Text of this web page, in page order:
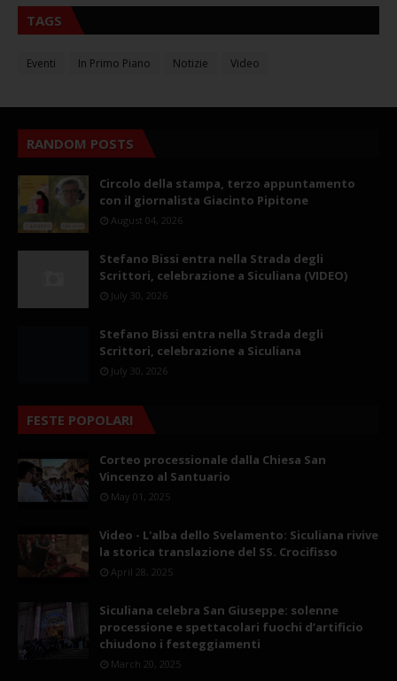
TAGS
Eventi In Primo Piano Notizie Video
RANDOM POSTS
Circolo della stampa, terzo appuntamento
con il giornalista Giacinto Pipitone
August 04, 2026
Stefano Bissi entra nella Strada degli
Scrittori, celebrazione a Siculiana (VIDEO)
July 30, 2026
Stefano Bissi entra nella Strada degli
Scrittori, celebrazione a Siculiana
July 30, 2026
FESTE POPOLARI
Corteo processionale dalla Chiesa San
Vincenzo al Santuario
May 01, 2025
Video - L'alba dello Svelamento: Siculiana rivive
la storica translazione del SS. Crocifisso
April 28, 2025
Siculiana celebra San Giuseppe: solenne
processione e spettacolari fuochi d’artificio
chiudono i festeggiamenti
March 20, 2025